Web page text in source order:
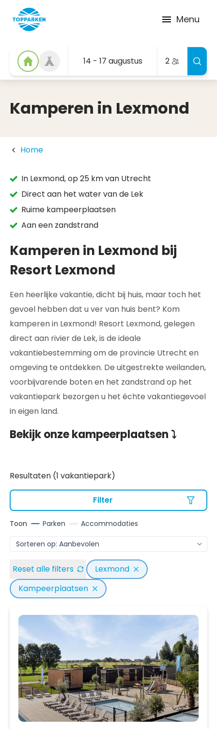
Menu
14 - 17 augustus 2
Kamperen in Lexmond
Home
In Lexmond, op 25 km van Utrecht
Direct aan het water van de Lek
Ruime kampeerplaatsen
Aan een zandstrand
Kamperen in Lexmond bij
Resort Lexmond
Een heerlijke vakantie, dicht bij huis, maar toch het
gevoel hebben dat u ver van huis bent? Kom
kamperen in Lexmond! Resort Lexmond, gelegen
direct aan rivier de Lek, is de ideale
vakantiebestemming om de provincie Utrecht en
omgeving te ontdekken. De uitgestrekte weilanden,
voorbijvarende boten en het zandstrand op het
vakantiepark bezorgen u het échte vakantiegevoel
in eigen land.
Bekijk onze kampeerplaatsen ⤵
Resultaten (1 vakantiepark)
Filter
Toon Parken Accommodaties
Reset alle filters
Lexmond
Kampeerplaatsen